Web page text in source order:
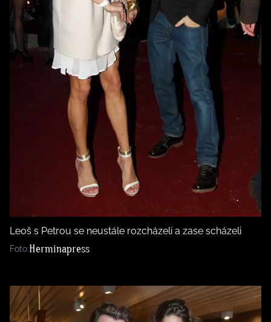
Leoš s Petrou se neustále rozcházeli a zase scházeli
Foto:Herminapress